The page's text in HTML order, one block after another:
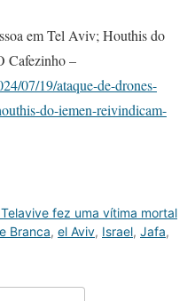
em Tel Aviv; Houthis do
Cafezinho –
07/19/ataque-de-drones-
do-iemen-reivindicam-
fez uma vítima mortal
Branca, el Aviv, Israel, Jafa,